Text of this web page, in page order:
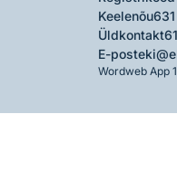
Keelenõu
Üldkontakt
E-post
Wordweb App